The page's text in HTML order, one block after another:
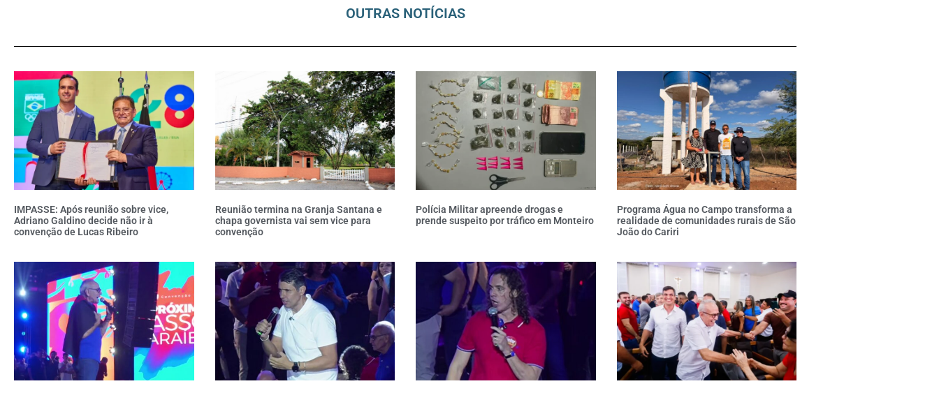
OUTRAS NOTÍCIAS
IMPASSE: Após reunião sobre vice,
Adriano Galdino decide não ir à
convenção de Lucas Ribeiro
Reunião termina na Granja Santana e
chapa governista vai sem vice para
convenção
Polícia Militar apreende drogas e
prende suspeito por tráfico em Monteiro
Programa Água no Campo transforma a
realidade de comunidades rurais de São
João do Cariri